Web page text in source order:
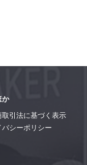
か
取引法に基づく表示
バシーポリシー